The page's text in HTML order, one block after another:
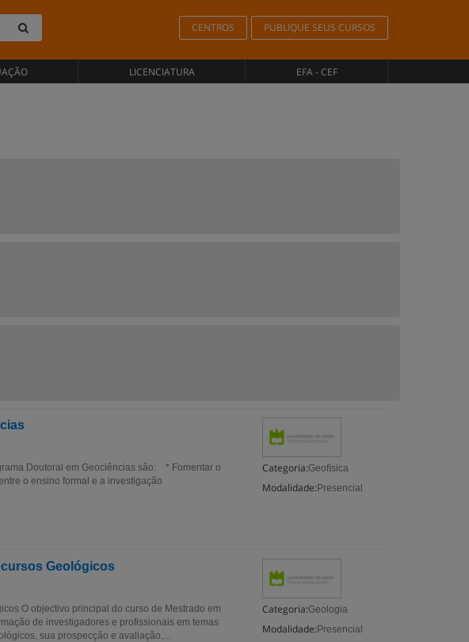
CENTROS PUBLIQUE SEUS CURSOS
LICENCIATURA EFA - CEF
Categoria:Geofísica
Modalidade: Presencial
Doutoral em Geociências são: * Fomentar o
o ensino formal e a investigação
Geológicos
Categoria:Geologia
Modalidade: Presencial
O objectivo principal do curso de Mestrado em
de investigadores e profissionais em temas
sua prospecção e avaliação,...